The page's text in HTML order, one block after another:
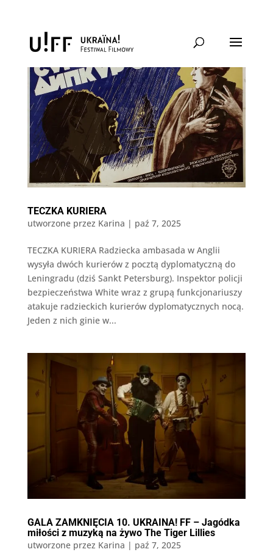
TECZKA KURIERA
utworzone przez Karina | paź 7, 2025
TECZKA KURIERA Radziecka ambasada w Anglii
wysyła dwóch kurierów z pocztą dyplomatyczną do
Leningradu (dziś Sankt Petersburg). Inspektor policji
bezpieczeństwa White wraz z grupą funkcjonariuszy
atakuje radzieckich kurierów dyplomatycznych nocą.
Jeden z nich ginie w...
GALA ZAMKNIĘCIA 10. UKRAINA! FF – Jagódka
miłości z muzyką na żywo The Tiger Lillies
utworzone przez Karina | paź 7, 2025